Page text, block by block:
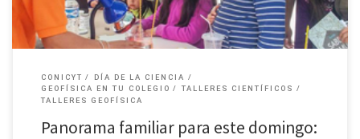
CONICYT
DÍA DE LA CIENCIA
GEOFÍSICA EN TU COLEGIO
TALLERES CIENTÍFICOS
TALLERES GEOFÍSICA
Panorama familiar para este domingo: